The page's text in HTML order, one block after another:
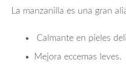
La manzanilla es una gran
Calmante en pieles
Mejora eccemas leves.